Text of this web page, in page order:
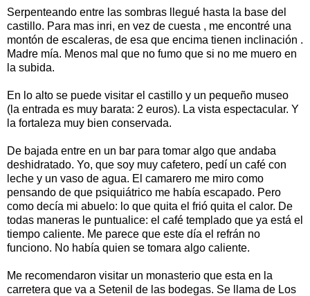
Serpenteando entre las sombras llegué hasta la base del
castillo. Para mas inri, en vez de cuesta , me encontré una
montón de escaleras, de esa que encima tienen inclinación .
Madre mía. Menos mal que no fumo que si no me muero en
la subida.
En lo alto se puede visitar el castillo y un pequeño museo
(la entrada es muy barata: 2 euros). La vista espectacular. Y
la fortaleza muy bien conservada.
De bajada entre en un bar para tomar algo que andaba
deshidratado. Yo, que soy muy cafetero, pedí un café con
leche y un vaso de agua. El camarero me miro como
pensando de que psiquiátrico me había escapado. Pero
como decía mi abuelo: lo que quita el frió quita el calor. De
todas maneras le puntualice: el café templado que ya está el
tiempo caliente. Me parece que este día el refrán no
funciono. No había quien se tomara algo caliente.
Me recomendaron visitar un monasterio que esta en la
carretera que va a Setenil de las bodegas. Se llama de Los